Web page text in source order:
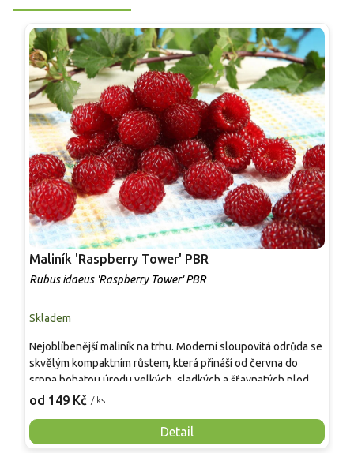
Maliník 'Raspberry Tower' PBR
Rubus idaeus 'Raspberry Tower' PBR
Skladem
od 149 Kč / ks
Detail
Nejoblíbenější maliník na trhu. Moderní sloupovitá odrůda se
skvělým kompaktním růstem, která přináší od června do
srpna bohatou úrodu velkých, sladkých a šťavnatých plodů.
Pevné vzpřímené výhony tvoří elegantní habitus bez
Mrazuvzdornost do −25 °C a spolehlivá vitalita z něj dělají
skvělou volbu pro každého pěstitele.